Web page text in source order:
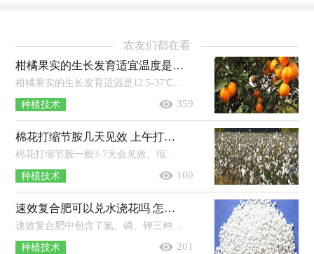
农友们都在看
柑橘果实的生长发育适宜温度是 附种植方法和条件
柑橘果实的生长发育适温是12.5-37℃，秋季花芽分化时，白天适温为20℃左右，晚上适温为10℃左右。年日照时长达到1200-2200小时的地区适...
种植技术 359
棉花打缩节胺几天见效 上午打还是下午打好 打多了用什么方法补救
棉花打缩节胺一般3-7天会见效。缩节胺的优点：可以延缓棉花主茎、果枝的伸长，防止棉花徒长；能有效控制棉花顶芽、叶枝和腋芽的生长；能...
种植技术 100
速效复合肥可以兑水浇花吗 怎么用
速效复合肥中包含了氮、磷、钾三种元素，能够给花卉提供所必需的营养物质，在使用时，一般将复合肥按照比例兑水溶解后浇花；其中兑水比例...
种植技术 201